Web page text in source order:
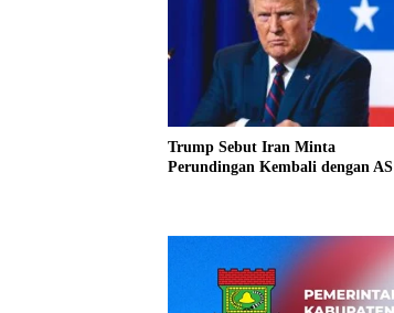
Trump Sebut Iran Minta
Perundingan Kembali dengan AS